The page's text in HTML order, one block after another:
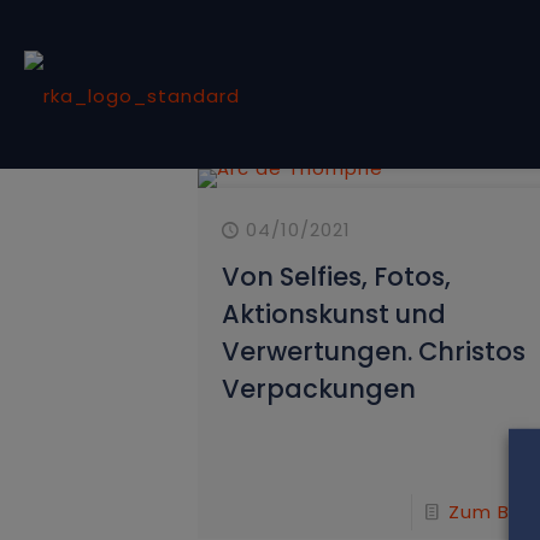
04/10/2021
Von Selfies, Fotos,
Aktionskunst und
Verwertungen. Christos
Verpackungen
Zum